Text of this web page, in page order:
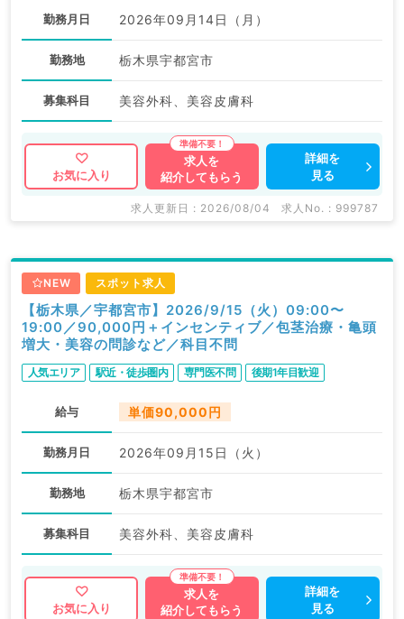
勤務月日 2026年09月14日（月）
勤務地 栃木県宇都宮市
募集科目 美容外科、美容皮膚科
お気に入り
求人を
紹介してもらう
詳細を
見る
求人更新日 : 2026/08/04 求人No. : 999787
NEW スポット求人
【栃木県／宇都宮市】2026/9/15（火）09:00〜
19:00／90,000円＋インセンティブ／包茎治療・亀頭
増大・美容の問診など／科目不問
人気エリア 駅近・徒歩圏内 専門医不問 後期1年目歓迎
給与 単価90,000円
勤務月日 2026年09月15日（火）
勤務地 栃木県宇都宮市
募集科目 美容外科、美容皮膚科
お気に入り
求人を
紹介してもらう
詳細を
見る